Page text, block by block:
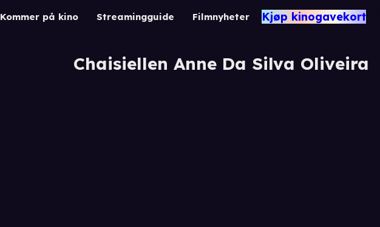
Kommer på kino Streamingguide Filmnyheter Kjøp kinogavekort
Chaisiellen Anne Da Silva Oliveira